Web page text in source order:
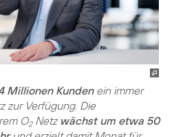
Millionen Kundenein immer
zur Verfügung. Die
O2Netz wächst um etwa 50